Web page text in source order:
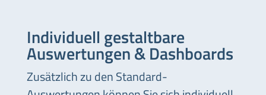
Individuell gestaltbare
Auswertungen & Dashboards
Zusätzlich zu den Standard-